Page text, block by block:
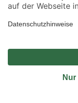
Umständen nicht in allen
Produkte nur solange der Vorrat
*Paketversand ab 59 €
Nutzungsbedingungen
© 2026 toom Baumarkt